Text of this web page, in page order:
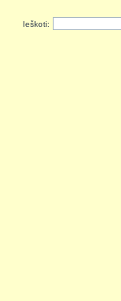
Ieškoti: